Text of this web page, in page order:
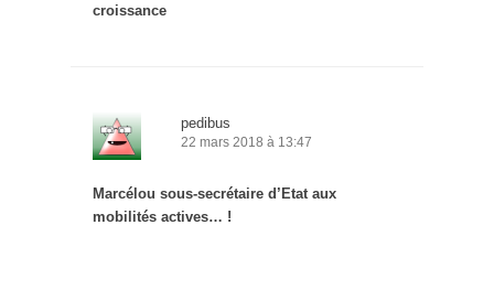
croissance
pedibus
22 mars 2018 à 13:47
Marcélou sous-secrétaire d’Etat aux
mobilités actives… !